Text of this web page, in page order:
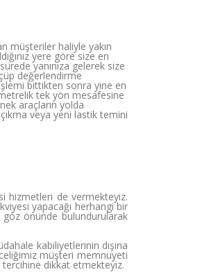
müşteriler haliyle yakın
yere göre size en
yanınıza gelerek size
değerlendirme
bittikten sonra yine en
tek yön mesafesine
araçların yolda
veya yeni lastik temini
hizmetleri de vermekteyiz.
yapacağı herhangi bir
önünde bulundurularak
kabiliyetlerinin dışına
müşteri memnuyeti
tercihine dikkat etmekteyiz.